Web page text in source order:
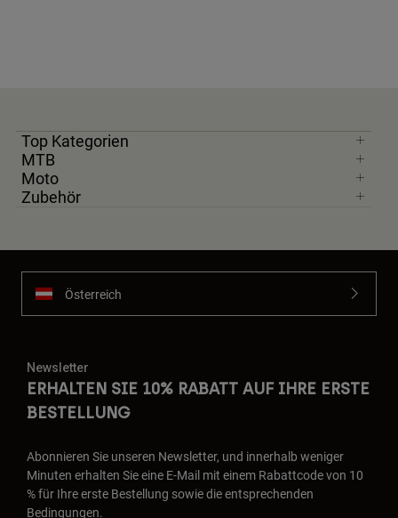
Top Kategorien
MTB
Moto
Zubehör
Österreich
Newsletter
ERHALTEN SIE 10% RABATT AUF IHRE ERSTE
BESTELLUNG
Abonnieren Sie unseren Newsletter, und innerhalb weniger
Minuten erhalten Sie eine E-Mail mit einem Rabattcode von 10
% für Ihre erste Bestellung sowie die entsprechenden
Bedingungen.